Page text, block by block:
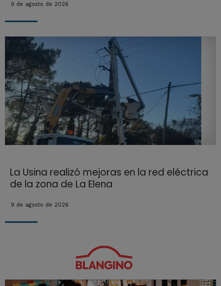
9 de agosto de 2026
La Usina realizó mejoras en la red eléctrica
de la zona de La Elena
9 de agosto de 2026